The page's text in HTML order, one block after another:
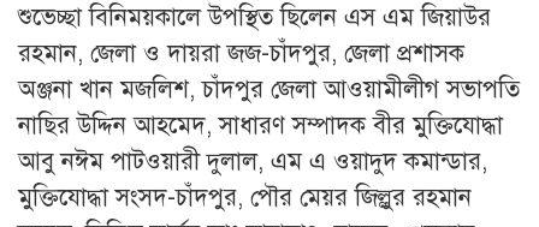
শুভেচ্ছা বিনিময়কালে উপস্থিত ছিলেন এস এম জিয়াউর
রহমান, জেলা ও দায়রা জজ-চাঁদপুর, জেলা প্রশাসক
অঞ্জনা খান মজলিশ, চাঁদপুর জেলা আওয়ামীলীগ সভাপতি
নাছির উদ্দিন আহমেদ, সাধারণ সম্পাদক বীর মুক্তিযোদ্ধা
আবু নঈম পাটওয়ারী দুলাল, এম এ ওয়াদুদ কমান্ডার,
মুক্তিযোদ্ধা সংসদ-চাঁদপুর, পৌর মেয়র জিল্লুর রহমান